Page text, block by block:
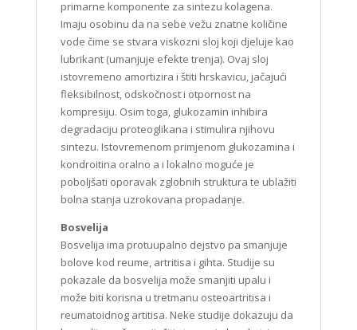
primarne komponente za sintezu kolagena.
Imaju osobinu da na sebe vežu znatne količine
vode čime se stvara viskozni sloj koji djeluje kao
lubrikant (umanjuje efekte trenja). Ovaj sloj
istovremeno amortizira i štiti hrskavicu, jačajući
fleksibilnost, odskočnost i otpornost na
kompresiju. Osim toga, glukozamin inhibira
degradaciju proteoglikana i stimulira njihovu
sintezu. Istovremenom primjenom glukozamina i
kondroitina oralno a i lokalno moguće je
poboljšati oporavak zglobnih struktura te ublažiti
bolna stanja uzrokovana propadanje.
Bosvelija
Bosvelija ima protuupalno dejstvo pa smanjuje
bolove kod reume, artritisa i gihta. Studije su
pokazale da bosvelija može smanjiti upalu i
može biti korisna u tretmanu osteoartritisa i
reumatoidnog artitisa. Neke studije dokazuju da